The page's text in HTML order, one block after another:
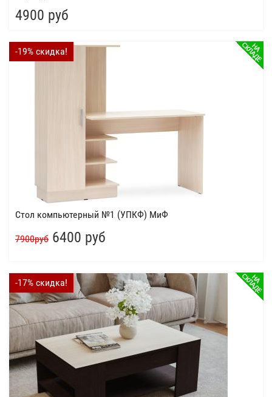
4900 руб
-19% скидка!
Стол компьютерный №1 (УПКФ) МиФ
7900руб 6400 руб
-17% скидка!